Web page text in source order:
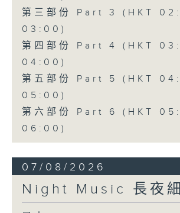
第三部份 Part 3 (HKT
03:00)
第四部份 Part 4 (HKT
04:00)
第五部份 Part 5 (HKT
05:00)
第六部份 Part 6 (HKT
06:00)
07/08/2026
Night Music 長夜